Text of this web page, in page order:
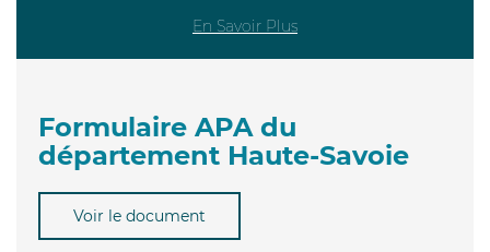
En Savoir Plus
Formulaire APA du
département Haute-Savoie
Voir le document